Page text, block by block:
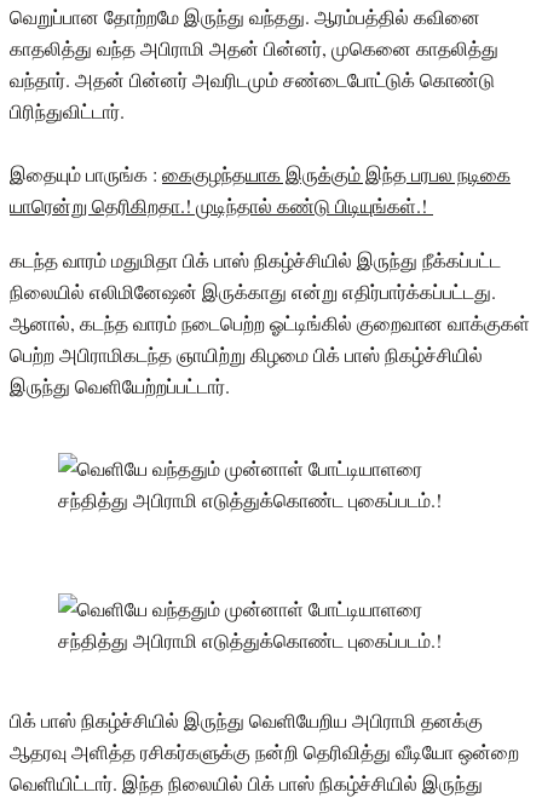
வெறுப்பான தோற்றமே இருந்து வந்தது. ஆரம்பத்தில் கவினை
காதலித்து வந்த அபிராமி அதன் பின்னர், முகெனை காதலித்து
வந்தார். அதன் பின்னர் அவரிடமும் சண்டைபோட்டுக் கொண்டு
பிரிந்துவிட்டார்.
இதையும் பாருங்க : கைகுழந்தயாக இருக்கும் இந்த பரபல நடிகை
யாரென்று தெரிகிறதா.! முடிந்தால் கண்டு பிடியுங்கள்.!
கடந்த வாரம் மதுமிதா பிக் பாஸ் நிகழ்ச்சியில் இருந்து நீக்கப்பட்ட
நிலையில் எலிமினேஷன் இருக்காது என்று எதிர்பார்க்கப்பட்டது.
ஆனால், கடந்த வாரம் நடைபெற்ற ஓட்டிங்கில் குறைவான வாக்குகள்
பெற்ற அபிராமிகடந்த ஞாயிற்று கிழமை பிக் பாஸ் நிகழ்ச்சியில்
இருந்து வெளியேற்றப்பட்டார்.
பிக் பாஸ் நிகழ்ச்சியில் இருந்து வெளியேறிய அபிராமி தனக்கு
ஆதரவு அளித்த ரசிகர்களுக்கு நன்றி தெரிவித்து வீடியோ ஒன்றை
வெளியிட்டார். இந்த நிலையில் பிக் பாஸ் நிகழ்ச்சியில் இருந்து